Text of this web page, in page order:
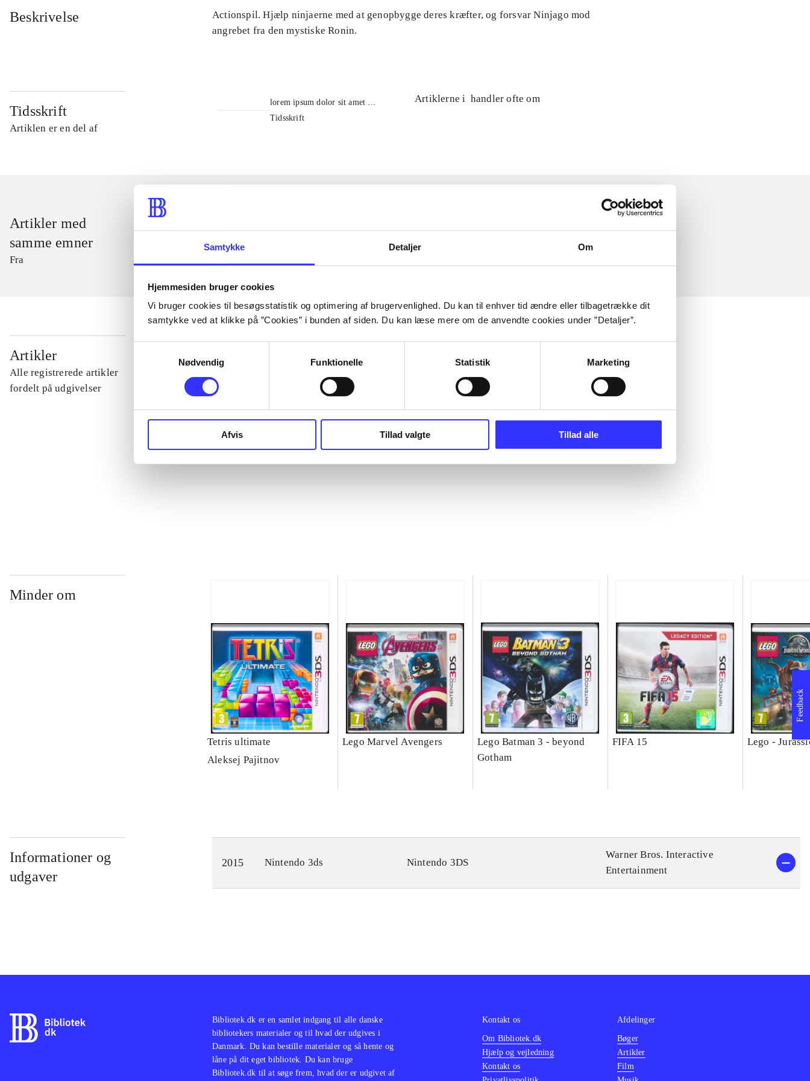
Samtykke Detaljer Om
Hjemmesiden bruger cookies
Vi bruger cookies til besøgsstatistik og optimering af brugervenlighed. Du kan til enhver tid ændre eller tilbagetrække dit
samtykke ved at klikke på ”Cookies” i bunden af siden. Du kan læse mere om de anvendte cookies under ”Detaljer”.
Nødvendig
Funktionelle Statistik Marketing
Afvis Tillad valgte Tillad alle
Beskrivelse
Actionspil. Hjælp ninjaerne med at genopbygge deres kræfter, og forsvar Ninjago mod
angrebet fra den mystiske Ronin.
Tidsskrift
Artiklen er en del af
lorem ipsum dolor sit amet ...
Tidsskrift
Artiklerne i handler ofte om
Artikler med
samme emner
Fra
Artikler
Alle registrerede artikler
fordelt på udgivelser
...
...
Minder om
Tetris ultimate
Aleksej Pajitnov
Lego Marvel Avengers
Lego Batman 3 - beyond
Gotham
FIFA 15 Lego -
Informationer og
udgaver
2015 Nintendo 3ds Nintendo 3DS
Warner Bros. Interactive
Entertainment
Feedback
Bibliotek.dk er en samlet indgang til alle danske
bibliotekers materialer og til hvad der udgives i
Danmark. Du kan bestille materialer og så hente og
låne på dit eget bibliotek. Du kan bruge
Bibliotek.dk til at søge frem, hvad der er udgivet af
Kontakt os
Om Bibliotek.dk
Hjælp og vejledning
Kontakt os
Afdelinger
Bøger
Artikler
Film